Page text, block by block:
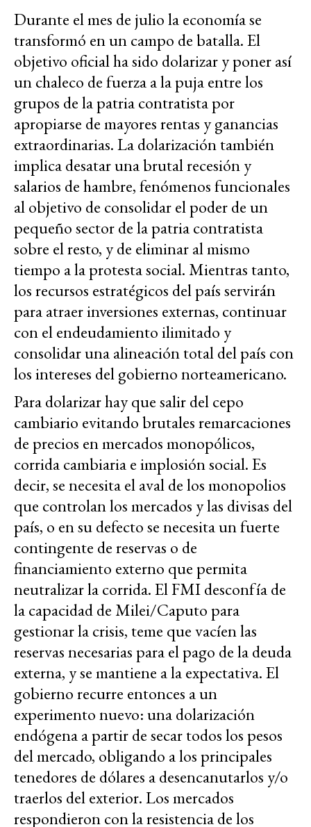
Durante el mes de julio la economía se
transformó en un campo de batalla. El
objetivo oficial ha sido dolarizar y poner así
un chaleco de fuerza a la puja entre los
grupos de la patria contratista por
apropiarse de mayores rentas y ganancias
extraordinarias. La dolarización también
implica desatar una brutal recesión y
salarios de hambre, fenómenos funcionales
al objetivo de consolidar el poder de un
pequeño sector de la patria contratista
sobre el resto, y de eliminar al mismo
tiempo a la protesta social. Mientras tanto,
los recursos estratégicos del país servirán
para atraer inversiones externas, continuar
con el endeudamiento ilimitado y
consolidar una alineación total del país con
los intereses del gobierno norteamericano.
Para dolarizar hay que salir del cepo
cambiario evitando brutales remarcaciones
de precios en mercados monopólicos,
corrida cambiaria e implosión social. Es
decir, se necesita el aval de los monopolios
que controlan los mercados y las divisas del
país, o en su defecto se necesita un fuerte
contingente de reservas o de
financiamiento externo que permita
neutralizar la corrida. El FMI desconfía de
la capacidad de Milei/Caputo para
gestionar la crisis, teme que vacíen las
reservas necesarias para el pago de la deuda
externa, y se mantiene a la expectativa. El
gobierno recurre entonces a un
experimento nuevo: una dolarización
endógena a partir de secar todos los pesos
del mercado, obligando a los principales
tenedores de dólares a desencanutarlos y/o
traerlos del exterior. Los mercados
respondieron con la resistencia de los